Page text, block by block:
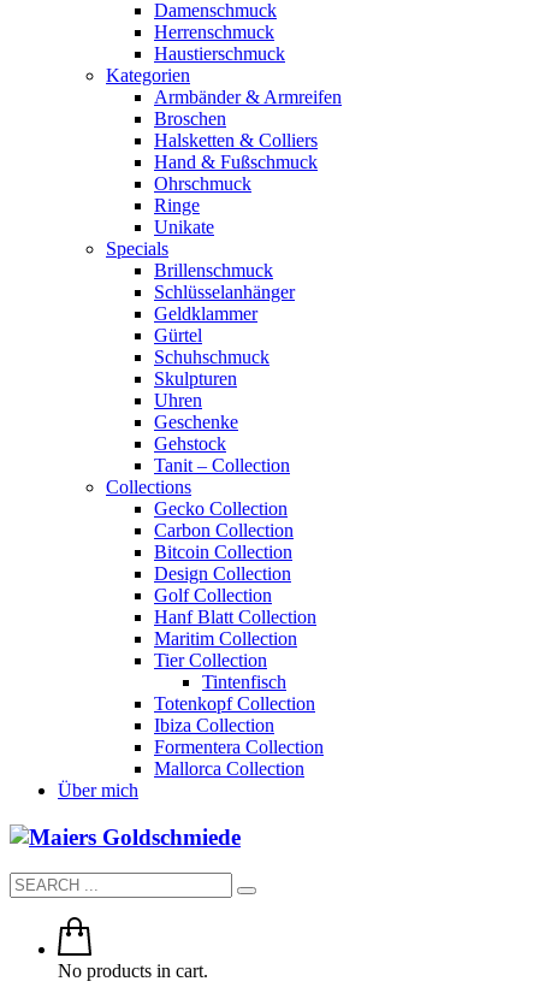
Damenschmuck
Herrenschmuck
Haustierschmuck
Kategorien
Armbänder & Armreifen
Broschen
Halsketten & Colliers
Hand & Fußschmuck
Ohrschmuck
Ringe
Unikate
Specials
Brillenschmuck
Schlüsselanhänger
Geldklammer
Gürtel
Schuhschmuck
Skulpturen
Uhren
Geschenke
Gehstock
Tanit – Collection
Collections
Gecko Collection
Carbon Collection
Bitcoin Collection
Design Collection
Golf Collection
Hanf Blatt Collection
Maritim Collection
Tier Collection
Tintenfisch
Totenkopf Collection
Ibiza Collection
Formentera Collection
Mallorca Collection
Über mich
No products in cart.